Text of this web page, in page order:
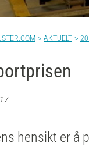
AKTUELT
hensikt er å